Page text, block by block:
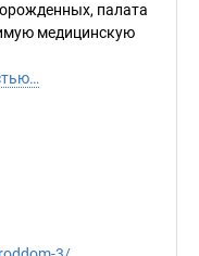
палата
медицинскую